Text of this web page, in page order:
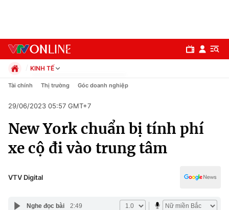
Chuyên mục
Chính trị
Pháp luật
KINH TẾ
Chính trị
Pháp luật
Kinh tế
Thể thao
Truyền hình
Y tế
Công nghệ
Tài chính Thị trường Góc doanh nghiệp
29/06/2023 05:57 GMT+7
New York chuẩn bị tính phí
xe cộ đi vào trung tâm
VTV Digital
Nghe đọc bài 2:49